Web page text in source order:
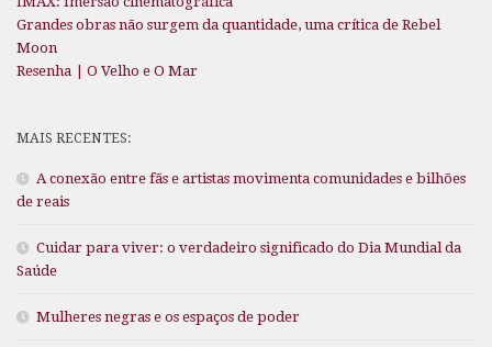
Grandes obras não surgem da quantidade, uma crítica de Rebel
Moon
Resenha | O Velho e O Mar
MAIS RECENTES:
A conexão entre fãs e artistas movimenta comunidades e bilhões
de reais
Cuidar para viver: o verdadeiro significado do Dia Mundial da
Saúde
Mulheres negras e os espaços de poder